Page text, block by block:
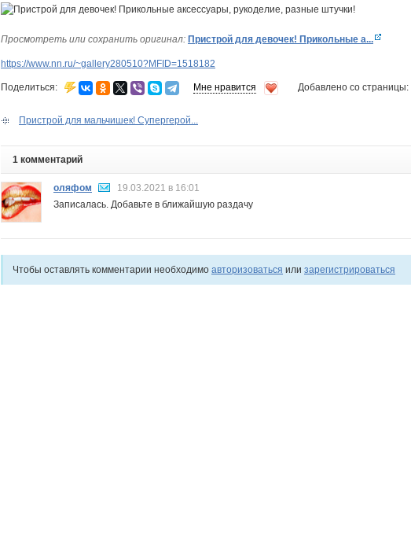
Просмотреть или сохранить оригинал: Пристрой для девочек! Прикольные а...
https://www.nn.ru/~gallery280510?MFID=1518182
Поделиться: Мне нравится Добавлено со страницы:
Пристрой для мальчишек! Супергерой...
1 комментарий
оляфом
19.03.2021 в 16:01
Записалась. Добавьте в ближайшую раздачу
Чтобы оставлять комментарии необходимо авторизоваться или зарегистрироваться